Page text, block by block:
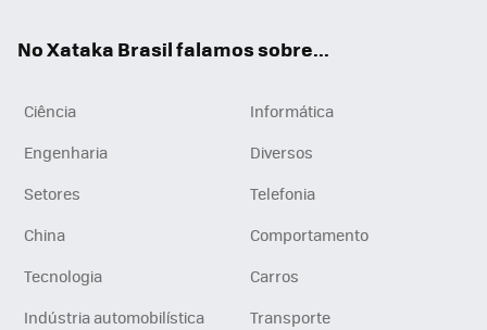
No Xataka Brasil falamos sobre...
Ciência
Informática
Engenharia
Diversos
Setores
Telefonia
China
Comportamento
Tecnologia
Carros
Indústria automobilística
Transporte